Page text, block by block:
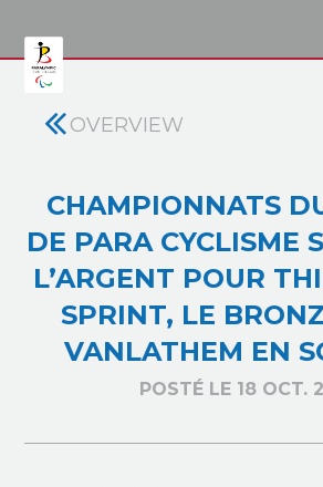
OVERVIEW
CHAMPIONNATS
DE PARA CYCLISME
L’ARGENT POUR
SPRINT, LE
VANLATHEM EN
POSTÉ LE 18 OCT.